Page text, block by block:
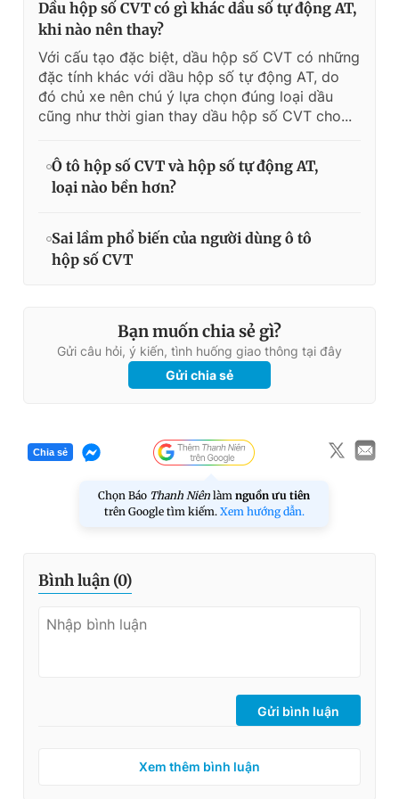
Dầu hộp số CVT có gì khác dầu số tự động AT,
khi nào nên thay?
Với cấu tạo đặc biệt, dầu hộp số CVT có những
đặc tính khác với dầu hộp số tự động AT, do
đó chủ xe nên chú ý lựa chọn đúng loại dầu
cũng như thời gian thay dầu hộp số CVT cho...
Ô tô hộp số CVT và hộp số tự động AT,
loại nào bền hơn?
Sai lầm phổ biến của người dùng ô tô
hộp số CVT
Bạn muốn chia sẻ gì?
Gửi câu hỏi, ý kiến, tình huống giao thông tại đây
Gửi chia sẻ
Chia sẻ
Chọn Báo Thanh Niên làm nguồn ưu tiên
trên Google tìm kiếm. Xem hướng dẫn.
Bình luận (0)
Gửi bình luận
Xem thêm bình luận